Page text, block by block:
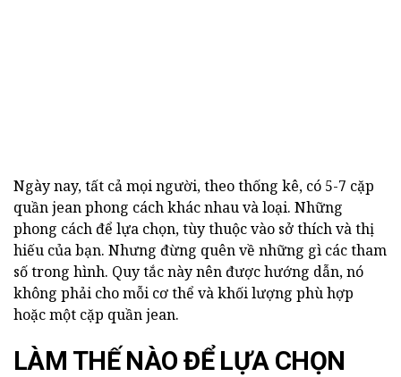
Ngày nay, tất cả mọi người, theo thống kê, có 5-7 cặp
quần jean phong cách khác nhau và loại. Những
phong cách để lựa chọn, tùy thuộc vào sở thích và thị
hiếu của bạn. Nhưng đừng quên về những gì các tham
số trong hình. Quy tắc này nên được hướng dẫn, nó
không phải cho mỗi cơ thể và khối lượng phù hợp
hoặc một cặp quần jean.
LÀM THẾ NÀO ĐỂ LỰA CHỌN